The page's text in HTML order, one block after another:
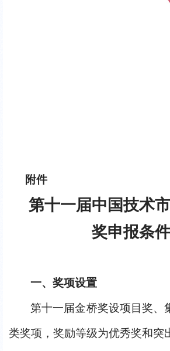
附件
第十一届中国技术
奖申报条件
一、奖项设置
第十一届金桥奖设项目奖、
类奖项，奖励等级为优秀奖和突